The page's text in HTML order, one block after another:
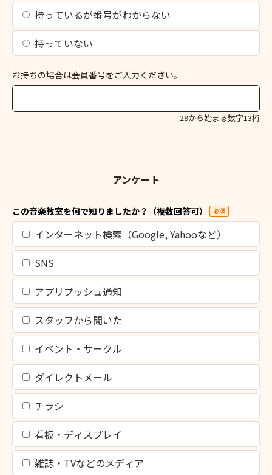
持っているが番号がわからない
持っていない
お持ちの場合は会員番号をご入力ください。
29から始まる数字13桁
アンケート
この音楽教室を何で知りましたか？（複数回答可） 必須
インターネット検索（Google, Yahooなど）
SNS
アプリプッシュ通知
スタッフから聞いた
イベント・サークル
ダイレクトメール
チラシ
看板・ディスプレイ
雑誌・TVなどのメディア